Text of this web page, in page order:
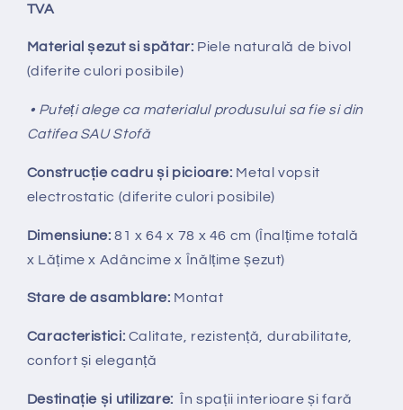
TVA
Material șezut si spătar: Piele naturală de bivol
(diferite culori posibile)
• Puteți alege ca materialul produsului sa fie si din
Catifea SAU Stofă
Construcție cadru și picioare: Metal vopsit
electrostatic (diferite culori posibile)
Dimensiune: 81 x 64 x 78 x 46 cm (Înalțime totală
x Lățime x Adâncime x Înălțime șezut)
Stare de asamblare: Montat
Caracteristici: Calitate, rezistență, durabilitate,
confort și eleganță
Destinație și utilizare: În spații interioare și fară